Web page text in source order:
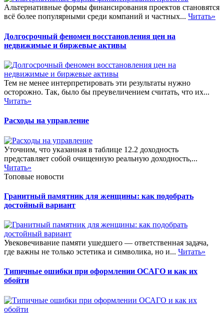
Альтернативные формы финансирования проектов становятся
всё более популярными среди компаний и частных... Читать»
Долгосрочный феномен восстановления цен на
недвижимые и биржевые активы
Тем не менее интерпретировать эти результаты нужно
осторожно. Так, было бы преувеличением считать, что их...
Читать»
Расходы на управление
Уточним, что указанная в таблице 12.2 доходность
представляет собой очищенную реальную доходность,...
Читать»
Топовые новости
Гранитный памятник для женщины: как подобрать
достойный вариант
Увековечивание памяти ушедшего — ответственная задача,
где важны не только эстетика и символика, но и... Читать»
Типичные ошибки при оформлении ОСАГО и как их
обойти